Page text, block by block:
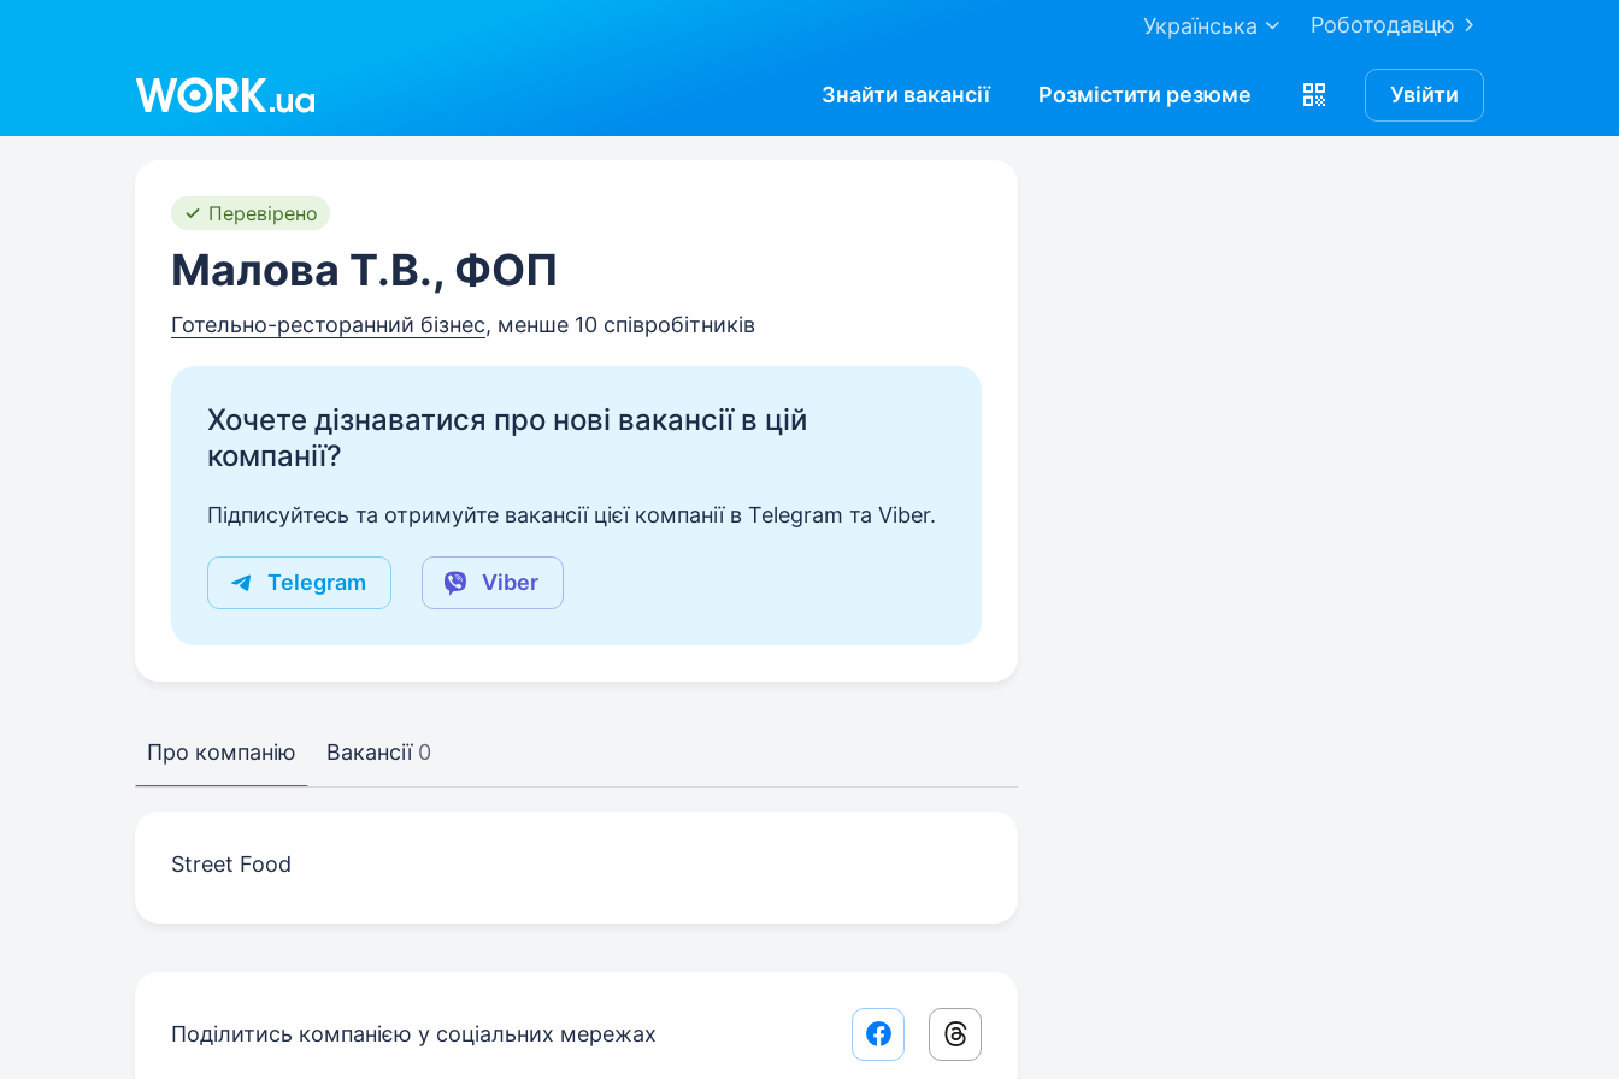
Роботодавцю
Українська
Знайти вакансії Розмістити резюме Увійти
Перевірено
Малова Т.В., ФОП
Готельно-ресторанний бізнес, менше 10 співробітників
Хочете дізнаватися про нові вакансії в цій
компанії?
Підписуйтесь та отримуйте вакансії цієї компанії в Telegram та Viber.
Telegram Viber
Про компанію Вакансії 0
Street Food
Поділитись компанією у соціальних мережах Facebook share link
Threads share link